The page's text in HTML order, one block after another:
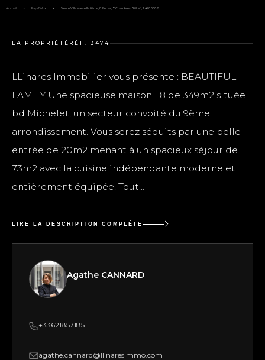
Accueil Pays D'Aix Vente Villa Marseille 8ème, 8 Pièces, 7 Chambres, 349 M², 2 490 000 €
LA PROPRIÉTÉ RÉF. 3474
LLinares Immobilier vous présente : BEAUTIFUL
FAMILY Une spacieuse maison T8 de 349m2 située
bd Michelet, un secteur convoité du 9ème
arrondissement. Vous serez séduits par une belle
entrée de 20m2 menant à un spacieux séjour de
73m2 avec la cuisine indépendante moderne et
entièrement équipée. Tout...
LIRE LA DESCRIPTION COMPLÈTE
Agathe CANNARD
+33621857185
agathe.cannard@llinaresimmo.com